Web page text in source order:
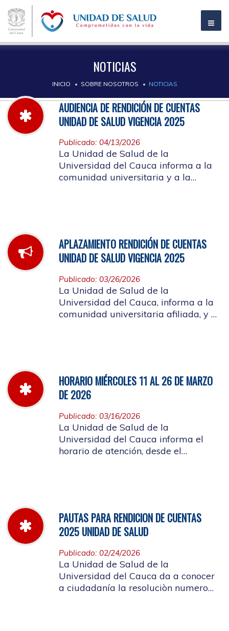
NOTICIAS
INICIO SOBRE NOSOTROS NOTICIAS
AUDIENCIA DE RENDICIÓN DE CUENTAS
UNIDAD DE SALUD VIGENCIA 2025
Publicado: 04/13/2026
La Unidad de Salud de la
Universidad del Cauca informa a la
comunidad universitaria y a la
APLAZAMIENTO RENDICIÓN DE CUENTAS
UNIDAD DE SALUD VIGENCIA 2025
Publicado: 03/26/2026
La Unidad de Salud de la
Universidad del Cauca, informa a la
comunidad universitaria afiliada, y a
HORARIO MIÉRCOLES 11 AL 26 DE MARZO
DE 2026
Publicado: 03/16/2026
La Unidad de Salud de la
Universidad del Cauca informa el
horario de atención, desde el
PAUTAS PARA RENDICION DE CUENTAS
2025 UNIDAD DE SALUD
Publicado: 02/24/2026
La Unidad de Salud de la
Universidad del Cauca da a conocer
a ciudadanía la resoluciòn numero